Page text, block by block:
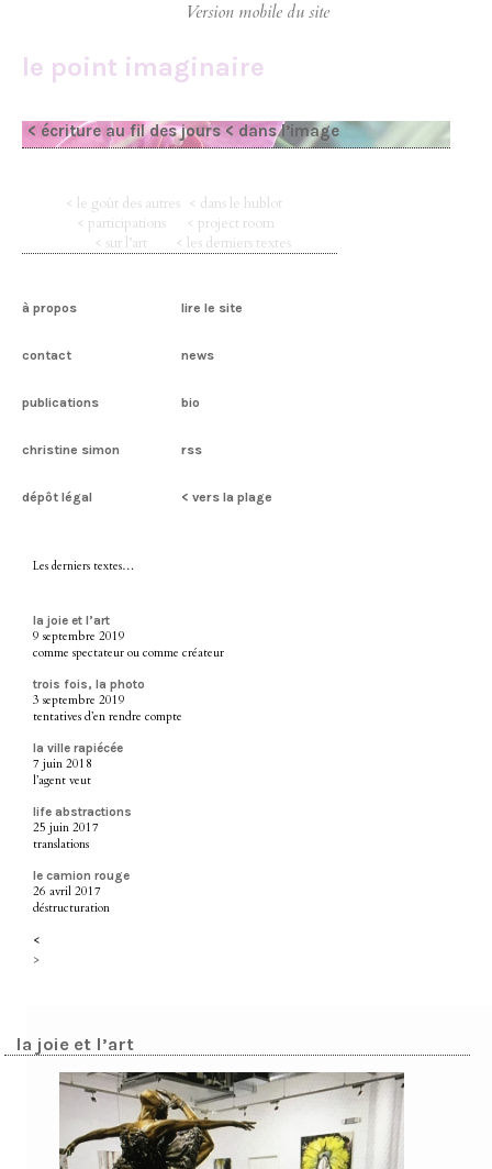
le point imaginaire
< écriture au fil des jours < dans l’image
< le goût des autres < dans le hublot
< participations
< project room
< sur l’art
< les derniers textes
à propos lire le site
contact news
publications bio
christine simon rss
dépôt légal < vers la plage
Les derniers textes…
la joie et l’art
9 septembre 2019
comme spectateur ou comme créateur
trois fois, la photo
3 septembre 2019
tentatives d’en rendre compte
la ville rapiécée
7 juin 2018
l’agent veut
life abstractions
25 juin 2017
translations
le camion rouge
26 avril 2017
déstructuration
<
>
la joie et l’art